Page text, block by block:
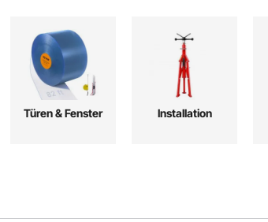
Türen & Fenster Installation